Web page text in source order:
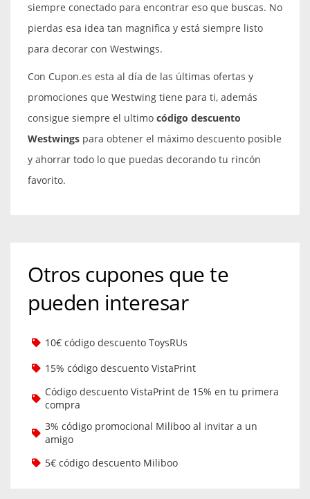
siempre conectado para encontrar eso que buscas. No
pierdas esa idea tan magnifica y está siempre listo
para decorar con Westwings.
Con Cupon.es esta al día de las últimas ofertas y
promociones que Westwing tiene para ti, además
consigue siempre el ultimo código descuento
Westwings para obtener el máximo descuento posible
y ahorrar todo lo que puedas decorando tu rincón
favorito.
Otros cupones que te
pueden interesar
10€ código descuento ToysRUs
15% código descuento VistaPrint
Código descuento VistaPrint de 15% en tu primera
compra
3% código promocional Miliboo al invitar a un
amigo
5€ código descuento Miliboo